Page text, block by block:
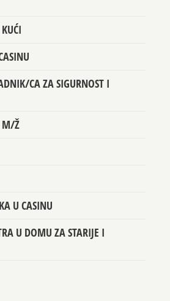
CA ZA SIGURNOST I
M/Ž
U CASINU
U DOMU ZA STARIJE I